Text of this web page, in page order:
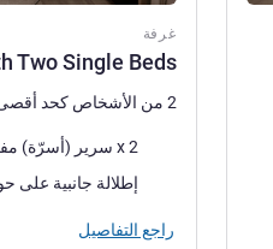
غرفة
Two Single Beds
2 من الأشخاص كحد أقصى
فرش السرير
2 x سرير (أسرّة) مفرد
المناظر:إطلالة جانبية على
راجع التفاصيل